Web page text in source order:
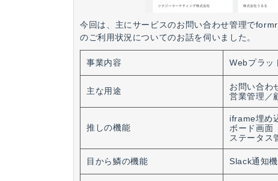
今回は、主にサービスのお問い合わせ管理で
のご利用状況についてのお話を伺いました。
事業内容 Webプラッ
主な用途
お問い合わ
営業管理／
推しの機能
iframe埋め
ボード画面
ステータス
目から鱗の機能 Slack通知